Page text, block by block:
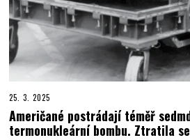
25. 3. 2025
Američané postrádají téměř
termonukleární bombu. Ztratila